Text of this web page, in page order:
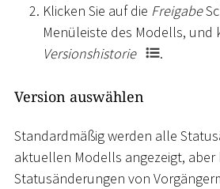
Klicken Sie auf die Freigabe
Menüleiste des Modells, und
Versionshistorie
.
Version auswählen
Standardmäßig werden alle
aktuellen Modells angezeigt, aber
Statusänderungen von